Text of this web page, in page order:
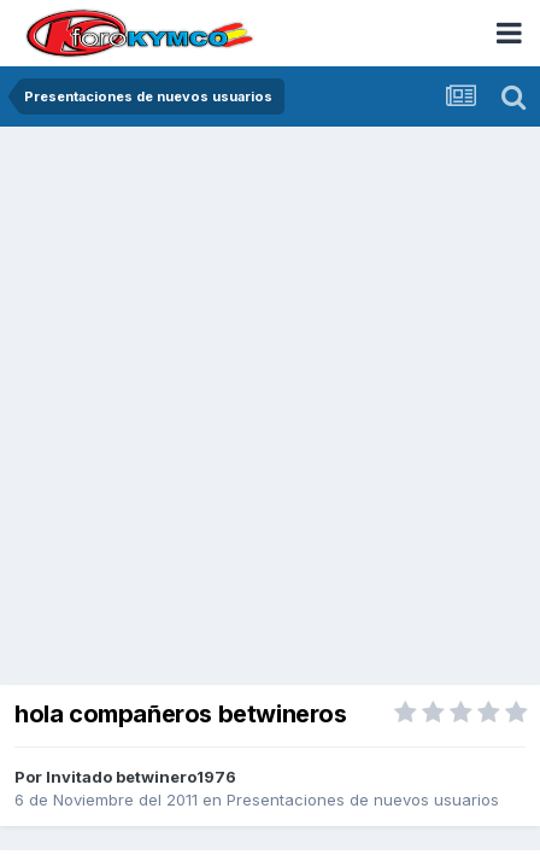
Presentaciones de nuevos usuarios
hola compañeros betwineros
Por Invitado betwinero1976
6 de Noviembre del 2011 en Presentaciones de nuevos usuarios